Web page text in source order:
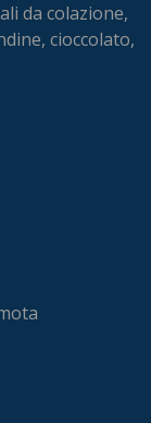
da colazione,
cioccolato,